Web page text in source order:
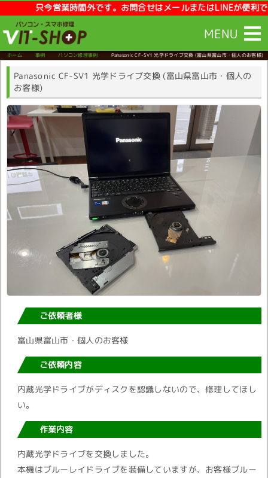
只今営業時間外です。お問合せはメールまたはLINEが便利です。
MENU
ホーム 事例 パソコン修理事例 Panasonic CF-SV1 光学ドライブ交換 (富山県富山市・個人のお客様)
Panasonic CF-SV1 光学ドライブ交換 (富山県富山市・個人の
お客様)
ご依頼者様
富山県富山市・個人のお客様
ご依頼内容
内蔵光学ドライブがディスクを認識しないので、修理してほし
い。
作業内容
内蔵光学ドライブを交換しました。
本機はブルーレイドライブを装備していますが、お客様ブルー